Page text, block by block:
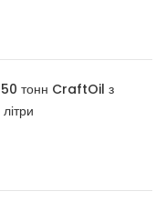
50 тонн CraftOil з